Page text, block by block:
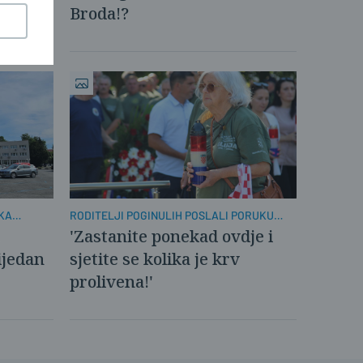
Broda!?
RODITELJI POGINULIH POSLALI PORUKU
MLADIMA
'Zastanite ponekad ovdje i
sjetite se kolika je krv
prolivena!'